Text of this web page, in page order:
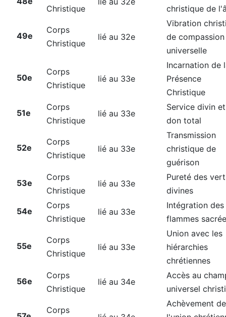
Christique
christique de
49e
Corps
Christique
lié au 32e
Vibration
de compassion
universelle
50e
Corps
Christique
lié au 33e
Incarnation de
Présence
Christique
51e
Corps
Christique
lié au 33e
Service divin et
don total
52e
Corps
Christique
lié au 33e
Transmission
christique de
guérison
53e
Corps
Christique
lié au 33e
Pureté des
divines
54e
Corps
Christique
lié au 33e
Intégration des
flammes
55e
Corps
Christique
lié au 33e
Union avec les
hiérarchies
chrétiennes
56e
Corps
Christique
lié au 34e
Accès au
universel
Corps
Achèvement de